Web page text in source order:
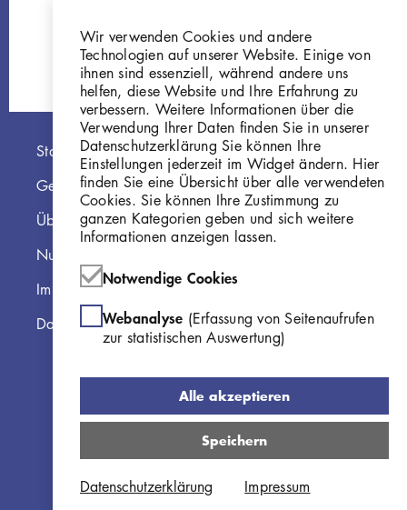
GK.406
Hauptnavigation
Startseite
Georg Kolbe Museum
Über die Online Sammlung
Nutzungshinweise
Impressum
Datenschutzerklärung
Wir verwenden Cookies und andere
Technologien auf unserer Website. Einige von
ihnen sind essenziell, während andere uns
helfen, diese Website und Ihre Erfahrung zu
verbessern. Weitere Informationen über die
Verwendung Ihrer Daten finden Sie in unserer
Datenschutzerklärung Sie können Ihre
Einstellungen jederzeit im Widget ändern. Hier
finden Sie eine Übersicht über alle verwendeten
Cookies. Sie können Ihre Zustimmung zu
ganzen Kategorien geben und sich weitere
Informationen anzeigen lassen.
Notwendige Cookies
Webanalyse (Erfassung von Seitenaufrufen
zur statistischen Auswertung)
Alle akzeptieren
Speichern
Datenschutzerklärung Impressum